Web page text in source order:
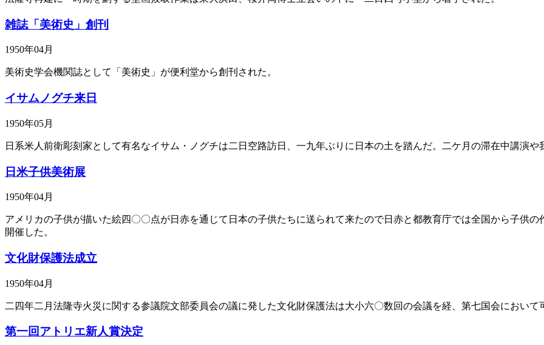
雑誌「美術史」創刊
1950年04月
美術史学会機関誌として「美術史」が便利堂から創刊された。
イサムノグチ来日
1950年05月
日系米人前衛彫刻家として有名なイサム・ノグチは二日空路訪日、一九年ぶりに日本の土を踏んだ。二ケ月の滞在中講演
日米子供美術展
1950年04月
アメリカの子供が描いた絵四〇〇点が日赤を通じて日本の子供たちに送られて来たので日赤と都教育庁では全国から子供
開催した。
文化財保護法成立
1950年04月
二四年二月法隆寺火災に関する参議院文部委員会の議に発した文化財保護法は大小六〇数回の会議を経、第七国会におい
第一回アトリエ新人賞決定